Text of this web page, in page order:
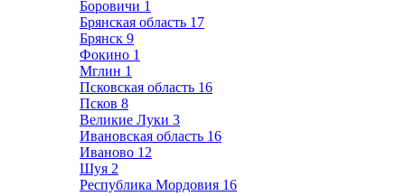
Боровичи 1
Брянская область 17
Брянск 9
Фокино 1
Мглин 1
Псковская область 16
Псков 8
Великие Луки 3
Ивановская область 16
Иваново 12
Шуя 2
Республика Мордовия 16